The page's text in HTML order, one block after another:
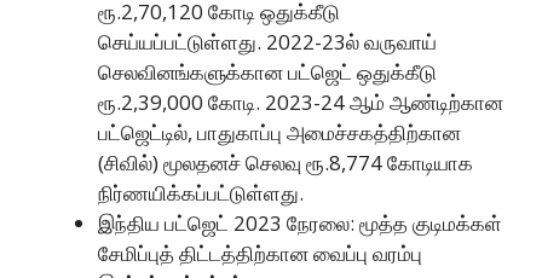
ரூ.2,70,120 கோடி ஒதுக்கீடு
செய்யப்பட்டுள்ளது. 2022-23ல் வருவாய்
செலவினங்களுக்கான பட்ஜெட் ஒதுக்கீடு
ரூ.2,39,000 கோடி. 2023-24 ஆம் ஆண்டிற்கான
பட்ஜெட்டில், பாதுகாப்பு அமைச்சகத்திற்கான
(சிவில்) மூலதனச் செலவு ரூ.8,774 கோடியாக
நிர்ணயிக்கப்பட்டுள்ளது.
இந்திய பட்ஜெட் 2023 நேரலை: மூத்த குடிமக்கள்
சேமிப்புத் திட்டத்திற்கான வைப்பு வரம்பு